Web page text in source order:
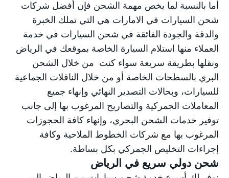
أما بالنسبة لما يخص مهمة الشحن فإن أفضل شركات
شحن السيارات في الامارات هي التي تملك الخبرة
والدقة والجودة الفائقة في شحن السيارات في خدمة
العملاء منها استلام السيارة الخاصة بموقعك في الرياض
ونقلها بطريقة سريعة سواء كنت من خلال الشحن
البري بالسطحات الخاصة أو من خلال الناقلات الجماعية
للسيارات، وبحالات التصدير النهائي وإنهاء جميع
المعاملات الجمركية والتصاريح المرغوب بها إلى جانب
توفير خدمات الشحن البحري، وإنهاء كافة الحجوزات
المرغوب بها مع شركات الخطوط الملاحية وكافة
إجراءات التخليص الجمركي بكل بساطة.
شحن دولي سريع في الرياض